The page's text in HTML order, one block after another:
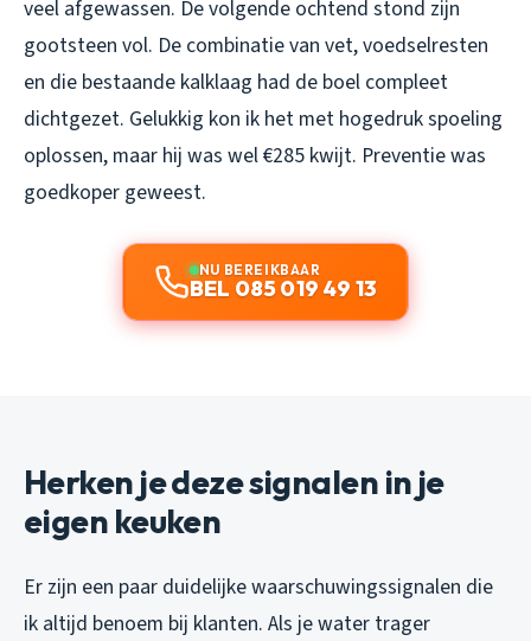
veel afgewassen. De volgende ochtend stond zijn
gootsteen vol. De combinatie van vet, voedselresten
en die bestaande kalklaag had de boel compleet
dichtgezet. Gelukkig kon ik het met hogedruk spoeling
oplossen, maar hij was wel €285 kwijt. Preventie was
goedkoper geweest.
NU BEREIKBAAR
BEL 085 019 49 13
Herken je deze signalen in je
eigen keuken
Er zijn een paar duidelijke waarschuwingssignalen die
ik altijd benoem bij klanten. Als je water trager